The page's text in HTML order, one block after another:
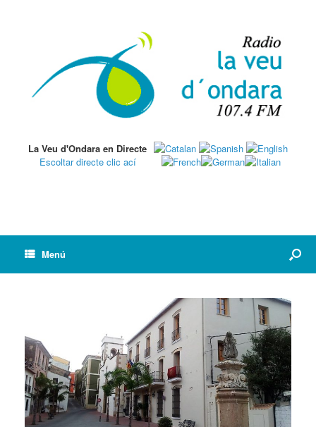
La Veu d'Ondara en Directe
Escoltar directe clic ací
Menú